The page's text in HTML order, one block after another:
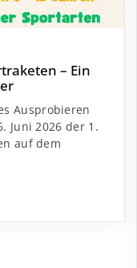
– Ein
Ausprobieren
Juni 2026 der 1.
auf dem